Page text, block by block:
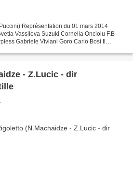
Représentation du 01 mars 2014
Vassileva Suzuki Cornelia Oncioiu F.B
Gabriele Viviani Goro Carlo Bosi Il
- Z.Lucic - dir